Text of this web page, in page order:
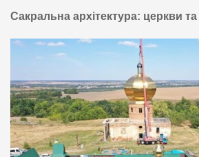
Сакральна архітектура: церкви